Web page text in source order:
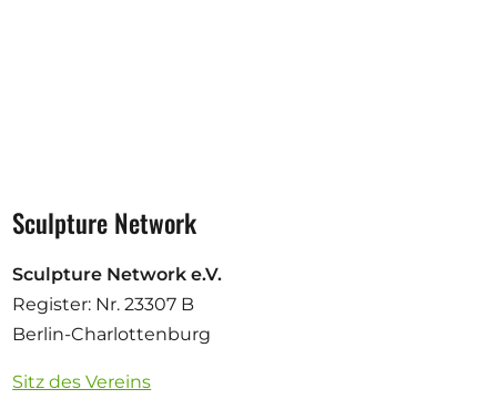
Sculpture Network
Sculpture Network e.V.
Register: Nr. 23307 B
Berlin-Charlottenburg
Sitz des Vereins